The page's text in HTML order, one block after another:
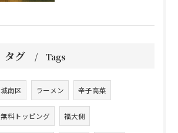
タグ Tags
城南区 ラーメン 辛子高菜
無料トッピング 福大側